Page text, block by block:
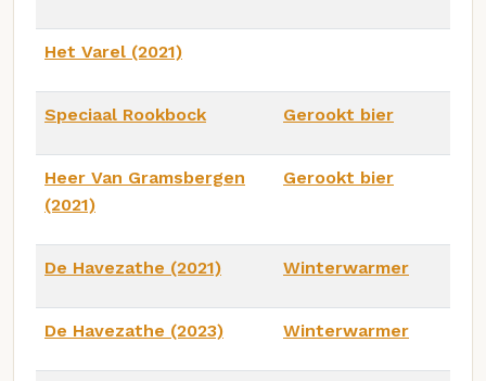
Het Varel (2021)
Speciaal Rookbock Gerookt bier
Heer Van Gramsbergen
(2021)
Gerookt bier
De Havezathe (2021) Winterwarmer
De Havezathe (2023) Winterwarmer